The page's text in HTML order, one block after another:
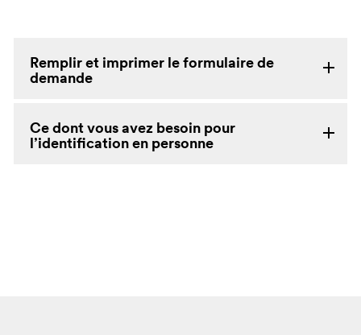
Remplir et imprimer le formulaire de
demande
Ce dont vous avez besoin pour
l’identification en personne